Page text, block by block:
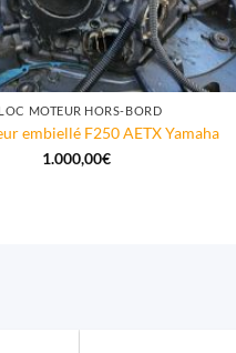
MOTEUR HORS-BORD
embiellé F250 AETX Yamaha
1.000,00€